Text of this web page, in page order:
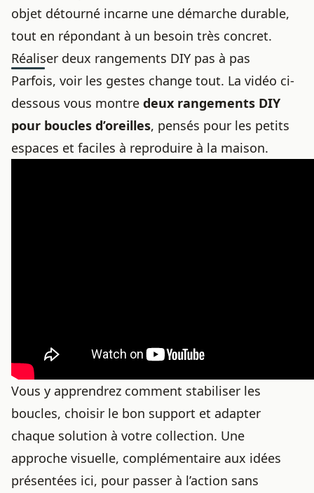
objet détourné incarne une démarche durable,
tout en répondant à un besoin très concret.
Réaliser deux rangements DIY pas à pas
Parfois, voir les gestes change tout. La vidéo ci-
dessous vous montre deux rangements DIY
pour boucles d’oreilles, pensés pour les petits
espaces et faciles à reproduire à la maison.
Vous y apprendrez comment stabiliser les
boucles, choisir le bon support et adapter
chaque solution à votre collection. Une
approche visuelle, complémentaire aux idées
présentées ici, pour passer à l’action sans